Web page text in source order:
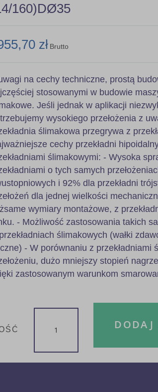
160)DØ35
zł Brutto
na cechy techniczne, prostą
stosowanymi w budowie
Jeśli jednak w aplikacji
wysokiego przełożenia z
ślimakowa przegrywa z
cechy przekładni
ślimakowymi: - Wysoka
o tych samych
i 92% dla przekładni
dla jednej wielkości
wymiary montażowe, z
- Możliwość zastosowania takich
ślimakowych (wałki
- W porównaniu z przekładniami
dużo mniejszy stopień
zastosowanym warunkom
DODAJ